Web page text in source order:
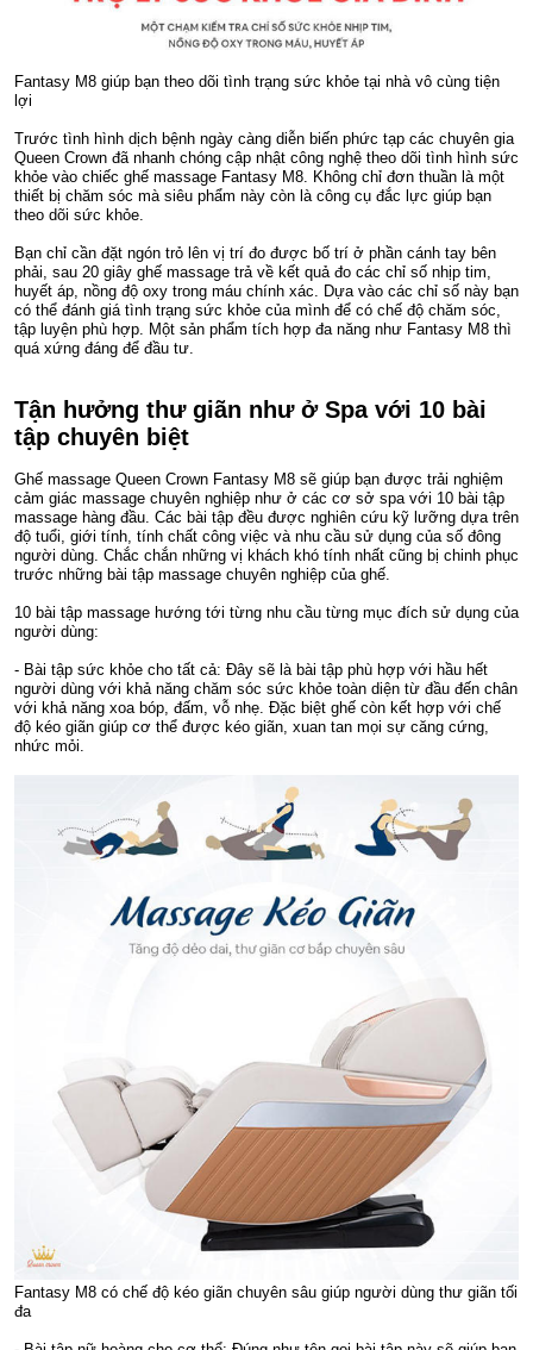
Fantasy M8 giúp bạn theo dõi tình trạng sức khỏe tại nhà vô cùng tiện
lợi
Trước tình hình dịch bệnh ngày càng diễn biến phức tạp các chuyên gia
Queen Crown đã nhanh chóng cập nhật công nghệ theo dõi tình hình sức
khỏe vào chiếc ghế massage Fantasy M8. Không chỉ đơn thuần là một
thiết bị chăm sóc mà siêu phẩm này còn là công cụ đắc lực giúp bạn
theo dõi sức khỏe.
Bạn chỉ cần đặt ngón trỏ lên vị trí đo được bố trí ở phần cánh tay bên
phải, sau 20 giây ghế massage trả về kết quả đo các chỉ số nhịp tim,
huyết áp, nồng độ oxy trong máu chính xác. Dựa vào các chỉ số này bạn
có thể đánh giá tình trạng sức khỏe của mình để có chế độ chăm sóc,
tập luyện phù hợp. Một sản phẩm tích hợp đa năng như Fantasy M8 thì
quá xứng đáng để đầu tư.
Tận hưởng thư giãn như ở Spa với 10 bài
tập chuyên biệt
Ghế massage Queen Crown Fantasy M8 sẽ giúp bạn được trải nghiệm
cảm giác massage chuyên nghiệp như ở các cơ sở spa với 10 bài tập
massage hàng đầu. Các bài tập đều được nghiên cứu kỹ lưỡng dựa trên
độ tuổi, giới tính, tính chất công việc và nhu cầu sử dụng của số đông
người dùng. Chắc chắn những vị khách khó tính nhất cũng bị chinh phục
trước những bài tập massage chuyên nghiệp của ghế.
10 bài tập massage hướng tới từng nhu cầu từng mục đích sử dụng của
người dùng:
- Bài tập sức khỏe cho tất cả: Đây sẽ là bài tập phù hợp với hầu hết
người dùng với khả năng chăm sóc sức khỏe toàn diện từ đầu đến chân
với khả năng xoa bóp, đấm, vỗ nhẹ. Đặc biệt ghế còn kết hợp với chế
độ kéo giãn giúp cơ thể được kéo giãn, xuan tan mọi sự căng cứng,
nhức mỏi.
Fantasy M8 có chế độ kéo giãn chuyên sâu giúp người dùng thư giãn tối
đa